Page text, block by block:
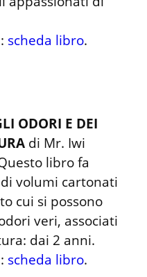
scheda libro.
ODORI E DEI
di Mr. Iwi
libro fa
volumi cartonati
cui si possono
veri, associati
dai 2 anni.
scheda libro.